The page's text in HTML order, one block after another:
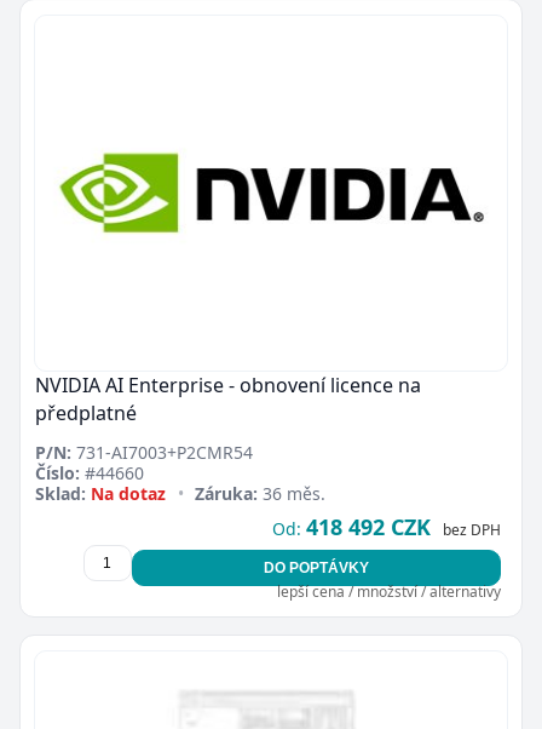
NVIDIA AI Enterprise - obnovení licence na
předplatné
P/N: 731-AI7003+P2CMR54
Číslo: #44660
Sklad: Na dotaz • Záruka: 36 měs.
Od: 418 492 CZK bez DPH
DO POPTÁVKY
lepší cena / množství / alternativy